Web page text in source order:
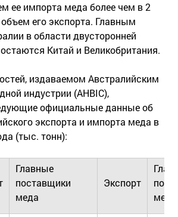
ее импорта меда более чем в 2
его экспорта. Главным
в области двусторонней
Китай и Великобритания.
издаваемом Австралийским
индустрии (AHBIC),
официальные данные об
экспорта и импорта меда в
(тыс. тонн):
Главные
поставщики
меда
Экспорт
меда